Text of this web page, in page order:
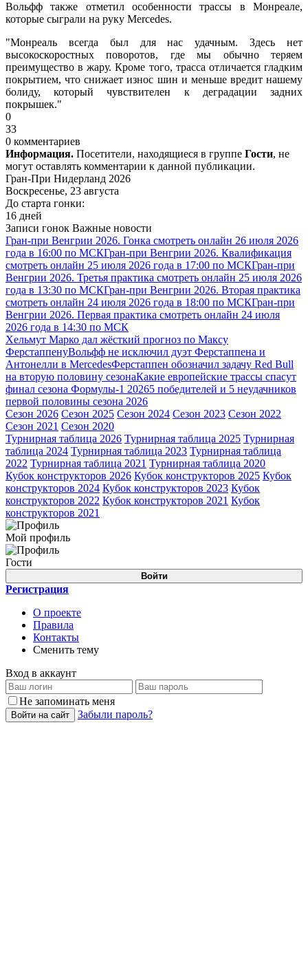
Вольфф также отметил особенности трассы в Монреале,
которые сыграли на руку Mercedes.
"Монреаль всегда был для нас удачным. Здесь нет
высокоскоростных поворотов, где мы обычно теряем
преимущество в жару. Кроме того, трасса отличается гладким
покрытием, что снижает износ шин и меньше вредит нашему
болиду, который чувствителен к деградации задних
покрышек."
0
33
0 комментариев
Информация. Посетители, находящиеся в группе Гости, не
могут оставлять комментарии к данной публикации.
Гран-При Нидерланд 2026
Воскресенье, 23 августа
До старта гонки:
16 дней
Записи гонок Важные новости
Гран-при Венгрии 2026. Гонка смотреть онлайн 26 июля 2026
года в 16:00 по МСКГран-при Венгрии 2026. Квалификация
смотреть онлайн 25 июля 2026 года в 17:00 по МСКГран-при
Венгрии 2026. Третья практика смотреть онлайн 25 июля 2026
года в 13:30 по МСКГран-при Венгрии 2026. Вторая практика
смотреть онлайн 24 июля 2026 года в 18:00 по МСКГран-при
Венгрии 2026. Первая практика смотреть онлайн 24 июля
2026 года в 14:30 по МСК
Хельмут Марко дал жёсткий прогноз по Максу
ФерстаппенуВольфф не исключил дуэт Ферстаппена и
Антонелли в MercedesФерстаппен обозначил задачу Red Bull
на вторую половину сезонаКакие европейские трассы спасут
финал сезона Формулы-1 20265 победителей и 5 неудачников
первой половины сезона 2026
Сезон 2026 Сезон 2025 Сезон 2024 Сезон 2023 Сезон 2022
Сезон 2021 Сезон 2020
Турнирная таблица 2026 Турнирная таблица 2025 Турнирная
таблица 2024 Турнирная таблица 2023 Турнирная таблица
2022 Турнирная таблица 2021 Турнирная таблица 2020
Кубок конструкторов 2026 Кубок конструкторов 2025 Кубок
конструкторов 2024 Кубок конструкторов 2023 Кубок
конструкторов 2022 Кубок конструкторов 2021 Кубок
конструкторов 2021
Мой профиль
Гости
Войти
Регистрация
О проекте
Правила
Контакты
Сменить тему
Вход в аккаунт
Не запоминать меня
Войти на сайт Забыли пароль?